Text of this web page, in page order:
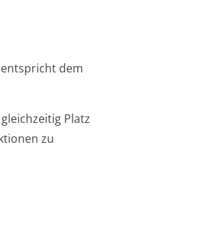
dem
Platz
zu